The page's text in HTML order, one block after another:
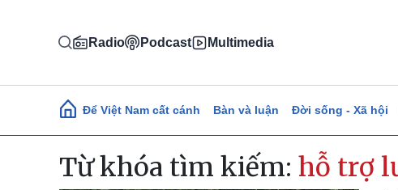
Radio Podcast Multimedia
Main navigation
Để Việt Nam cất cánh Bàn và luận Đời sống - Xã hội
Từ khóa tìm kiếm: hỗ trợ